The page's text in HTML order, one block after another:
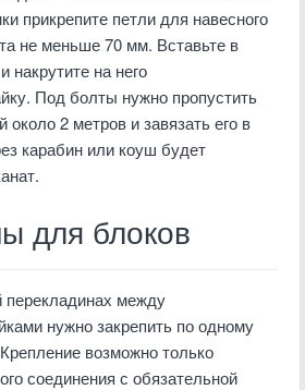
прикрепите петли для навесного
не меньше 70 мм. Вставьте в
накрутите на него
Под болты нужно пропустить
около 2 метров и завязать его в
карабин или коуш будет
для блоков
перекладинах между
нужно закрепить по одному
возможно только
соединения с обязательной